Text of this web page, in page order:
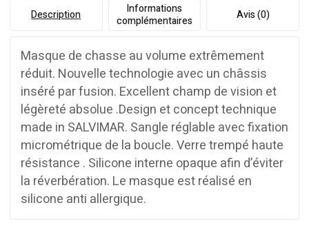
Description
Informations
complémentaires
Avis (0)
Masque de chasse au volume extrêmement
réduit. Nouvelle technologie avec un châssis
inséré par fusion. Excellent champ de vision et
légèreté absolue .Design et concept technique
made in SALVIMAR. Sangle réglable avec fixation
micrométrique de la boucle. Verre trempé haute
résistance . Silicone interne opaque afin d’éviter
la réverbération. Le masque est réalisé en
silicone anti allergique.